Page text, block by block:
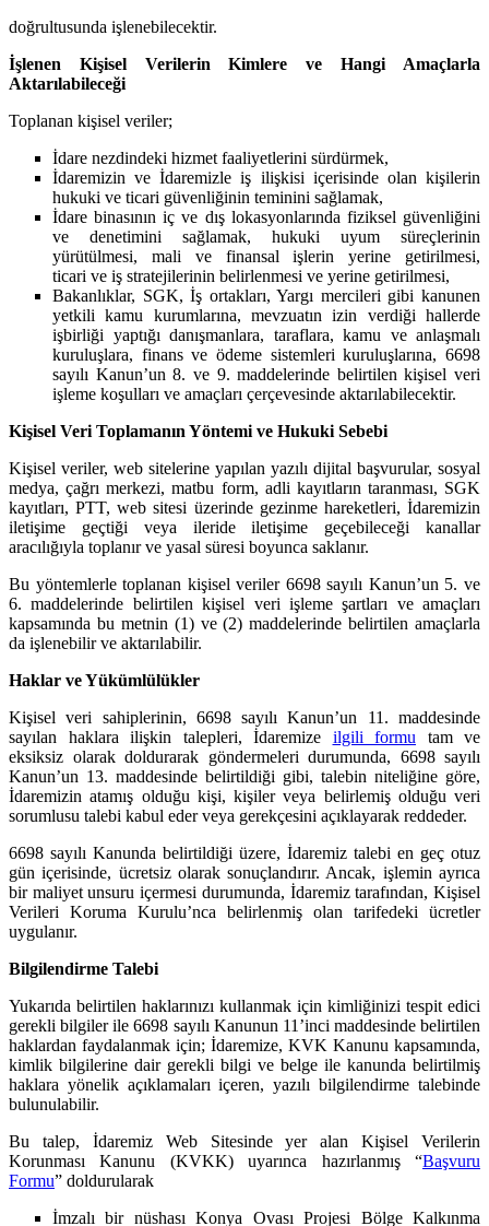
doğrultusunda işlenebilecektir.
İşlenen Kişisel Verilerin Kimlere ve Hangi Amaçlarla
Aktarılabileceği
Toplanan kişisel veriler;
İdare nezdindeki hizmet faaliyetlerini sürdürmek,
İdaremizin ve İdaremizle iş ilişkisi içerisinde olan kişilerin
hukuki ve ticari güvenliğinin teminini sağlamak,
İdare binasının iç ve dış lokasyonlarında fiziksel güvenliğini
ve denetimini sağlamak, hukuki uyum süreçlerinin
yürütülmesi, mali ve finansal işlerin yerine getirilmesi,
ticari ve iş stratejilerinin belirlenmesi ve yerine getirilmesi,
Bakanlıklar, SGK, İş ortakları, Yargı mercileri gibi kanunen
yetkili kamu kurumlarına, mevzuatın izin verdiği hallerde
işbirliği yaptığı danışmanlara, taraflara, kamu ve anlaşmalı
kuruluşlara, finans ve ödeme sistemleri kuruluşlarına, 6698
sayılı Kanun’un 8. ve 9. maddelerinde belirtilen kişisel veri
işleme koşulları ve amaçları çerçevesinde aktarılabilecektir.
Kişisel Veri Toplamanın Yöntemi ve Hukuki Sebebi
Kişisel veriler, web sitelerine yapılan yazılı dijital başvurular, sosyal
medya, çağrı merkezi, matbu form, adli kayıtların taranması, SGK
kayıtları, PTT, web sitesi üzerinde gezinme hareketleri, İdaremizin
iletişime geçtiği veya ileride iletişime geçebileceği kanallar
aracılığıyla toplanır ve yasal süresi boyunca saklanır.
Bu yöntemlerle toplanan kişisel veriler 6698 sayılı Kanun’un 5. ve
6. maddelerinde belirtilen kişisel veri işleme şartları ve amaçları
kapsamında bu metnin (1) ve (2) maddelerinde belirtilen amaçlarla
da işlenebilir ve aktarılabilir.
Haklar ve Yükümlülükler
Kişisel veri sahiplerinin, 6698 sayılı Kanun’un 11. maddesinde
sayılan haklara ilişkin talepleri, İdaremize ilgili formu tam ve
eksiksiz olarak doldurarak göndermeleri durumunda, 6698 sayılı
Kanun’un 13. maddesinde belirtildiği gibi, talebin niteliğine göre,
İdaremizin atamış olduğu kişi, kişiler veya belirlemiş olduğu veri
sorumlusu talebi kabul eder veya gerekçesini açıklayarak reddeder.
6698 sayılı Kanunda belirtildiği üzere, İdaremiz talebi en geç otuz
gün içerisinde, ücretsiz olarak sonuçlandırır. Ancak, işlemin ayrıca
bir maliyet unsuru içermesi durumunda, İdaremiz tarafından, Kişisel
Verileri Koruma Kurulu’nca belirlenmiş olan tarifedeki ücretler
uygulanır.
Bilgilendirme Talebi
Yukarıda belirtilen haklarınızı kullanmak için kimliğinizi tespit edici
gerekli bilgiler ile 6698 sayılı Kanunun 11’inci maddesinde belirtilen
haklardan faydalanmak için; İdaremize, KVK Kanunu kapsamında,
kimlik bilgilerine dair gerekli bilgi ve belge ile kanunda belirtilmiş
haklara yönelik açıklamaları içeren, yazılı bilgilendirme talebinde
bulunulabilir.
Bu talep, İdaremiz Web Sitesinde yer alan Kişisel Verilerin
Korunması Kanunu (KVKK) uyarınca hazırlanmış “Başvuru
Formu” doldurularak
İmzalı bir nüshası Konya Ovası Projesi Bölge Kalkınma